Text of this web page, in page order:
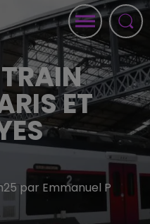
ET
par Emmanuel P